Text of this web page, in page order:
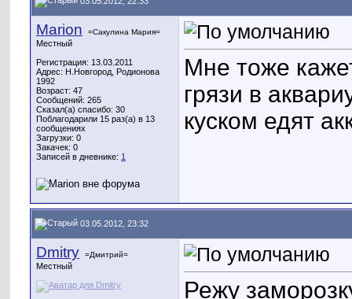
Marion =Сакулина Мария=
Местный
Регистрация: 13.03.2011
Адрес: Н.Новгород, Родионова
1992
Возраст: 47
Сообщений: 265
Сказал(а) спасибо: 30
Поблагодарили 15 раз(а) в 13
сообщениях
Загрузки: 0
Закачек: 0
Записей в дневнике: 1
Мне тоже
грязи в
куском едят
03.05.2012, 23:32
Dmitry =Дмитрий=
Местный
Режу